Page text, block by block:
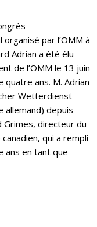
par l’OMM à
Adrian a été élu
de l’OMM le 13 juin
quatre ans. M. Adrian
Wetterdienst
allemand) depuis
Grimes, directeur du
qui a rempli
ans en tant que